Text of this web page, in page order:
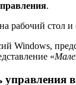
.
рабочий стол и
Windows,
«